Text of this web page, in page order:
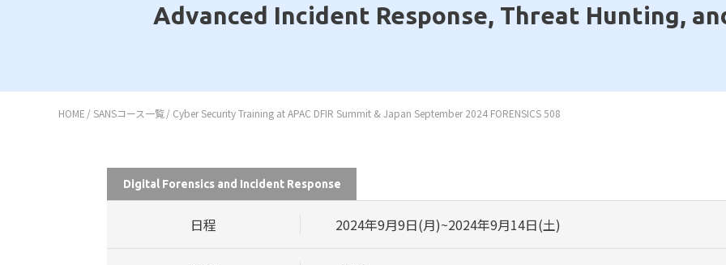
Advanced Incident Response, Threat Hunting,
HOME SANSコース一覧 Cyber Security Training at APAC DFIR Summit & Japan September 2024 FORENSICS 508
Digital Forensics and Incident Response
日程 2024年9月9日(月)~2024年9月14日(土)